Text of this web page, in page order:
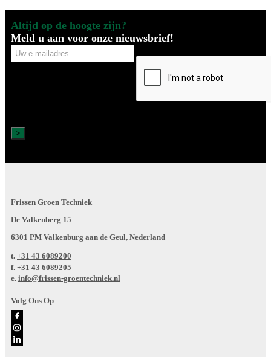
Altijd op de hoogte zijn?
Meld u aan voor onze nieuwsbrief!
Uw
e-
Frissen Groen Techniek
De Valkenberg 15
6301 PM Valkenburg aan de Geul, Nederland
t. +31 43 6089200
f. +31 43 6089205
e. info@frissen-groentechniek.nl
Volg Ons Op